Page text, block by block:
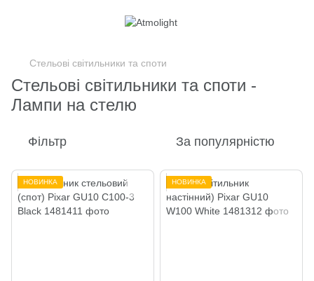
Стельові світильники та споти
Стельові світильники та споти -
Лампи на стелю
Фільтр За популярністю
НОВИНКА НОВИНКА